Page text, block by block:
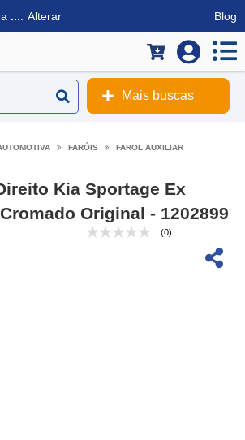
... Alterar Blog
Mais buscas
FARÓIS FAROL AUXILIAR
Kia Sportage Ex
Original - 1202899
(0)